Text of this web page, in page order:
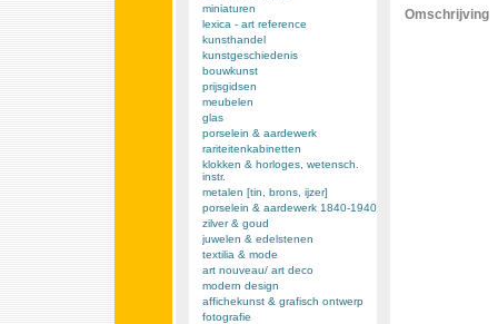
miniaturen
lexica - art reference
kunsthandel
kunstgeschiedenis
bouwkunst
prijsgidsen
meubelen
glas
porselein & aardewerk
rariteitenkabinetten
klokken & horloges, wetensch.
instr.
metalen [tin, brons, ijzer]
porselein & aardewerk 1840-1940
zilver & goud
juwelen & edelstenen
textilia & mode
art nouveau/ art deco
modern design
affichekunst & grafisch ontwerp
fotografie
Omschrijving